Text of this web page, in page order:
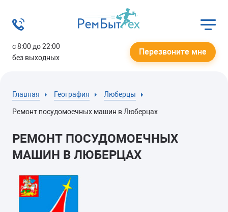
с 8:00 до 22:00
без выходных
Перезвоните мне
Главная География Люберцы
Ремонт посудомоечных машин в Люберцах
РЕМОНТ ПОСУДОМОЕЧНЫХ
МАШИН В ЛЮБЕРЦАХ